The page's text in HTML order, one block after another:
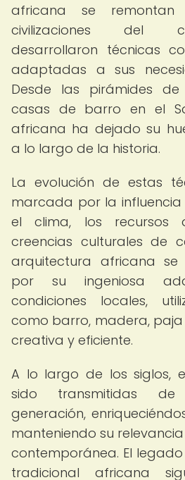
africana se
civilizaciones del
desarrollaron técnicas
adaptadas a sus
Desde las pirámides
casas de barro en el
africana ha dejado su
a lo largo de la historia.
La evolución de estas
marcada por la
el clima, los recursos
creencias culturales de
arquitectura africana
por su ingeniosa
condiciones locales,
como barro, madera,
creativa y eficiente.
A lo largo de los siglos,
sido transmitidas de
generación,
manteniendo su
contemporánea. El
tradicional africana